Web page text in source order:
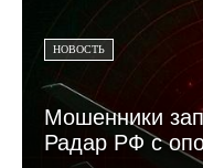
НОВОСТЬ
Мошенники
Радар РФ с